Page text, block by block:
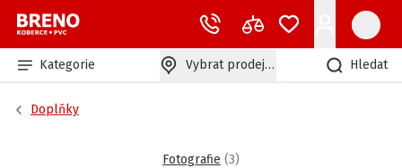
Kategorie Vybrat prodejnu Hledat
Doplňky
Fotografie (3)